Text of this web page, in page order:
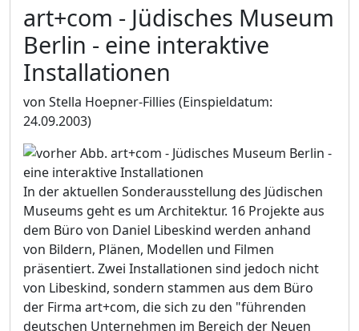
art+com - Jüdisches Museum
Berlin - eine interaktive
Installationen
von Stella Hoepner-Fillies (Einspieldatum:
24.09.2003)
In der aktuellen Sonderausstellung des Jüdischen
Museums geht es um Architektur. 16 Projekte aus
dem Büro von Daniel Libeskind werden anhand
von Bildern, Plänen, Modellen und Filmen
präsentiert. Zwei Installationen sind jedoch nicht
von Libeskind, sondern stammen aus dem Büro
der Firma art+com, die sich zu den "führenden
deutschen Unternehmen im Bereich der Neuen